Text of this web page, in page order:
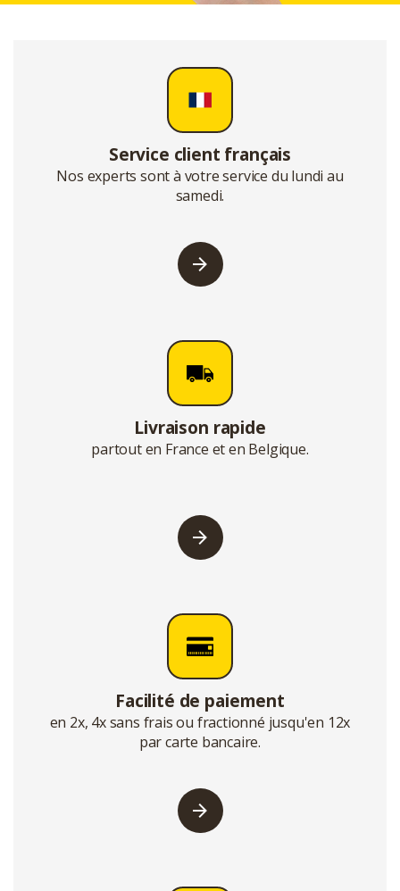
Service client français
Nos experts sont à votre service du lundi au
samedi.
Livraison rapide
partout en France et en Belgique.
Facilité de paiement
en 2x, 4x sans frais ou fractionné jusqu'en 12x
par carte bancaire.